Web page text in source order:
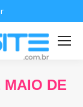
MAIO DE